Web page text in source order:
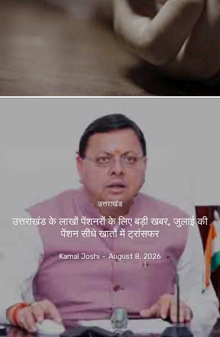
उत्तराखंड
उत्तराखंड के लाखों पेंशनरों के लिए बड़ी खबर, जुलाई की
पेंशन सीधे खातों में ट्रांसफर
Kamal Joshi - August 8, 2026